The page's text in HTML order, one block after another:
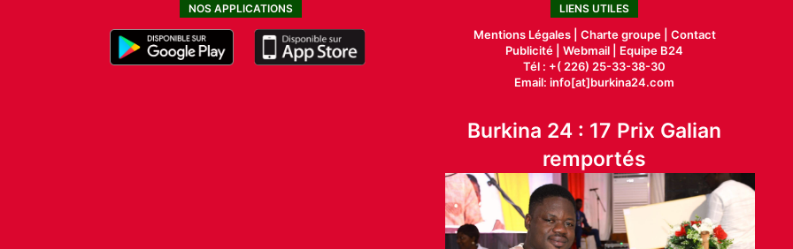
NOS APPLICATIONS LIENS UTILES
Mentions Légales | Charte groupe | Contact
Publicité |Webmail |
Equipe B24
Tél : +( 226) 25-33-38-30
Email: info[at]burkina24.com
Burkina 24 : 17 Prix Galian
remportés